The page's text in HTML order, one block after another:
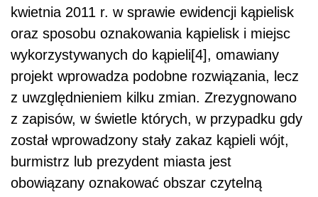
kwietnia 2011 r. w sprawie ewidencji kąpielisk
oraz sposobu oznakowania kąpielisk i miejsc
wykorzystywanych do kąpieli[4], omawiany
projekt wprowadza podobne rozwiązania, lecz
z uwzględnieniem kilku zmian. Zrezygnowano
z zapisów, w świetle których, w przypadku gdy
został wprowadzony stały zakaz kąpieli wójt,
burmistrz lub prezydent miasta jest
obowiązany oznakować obszar czytelną